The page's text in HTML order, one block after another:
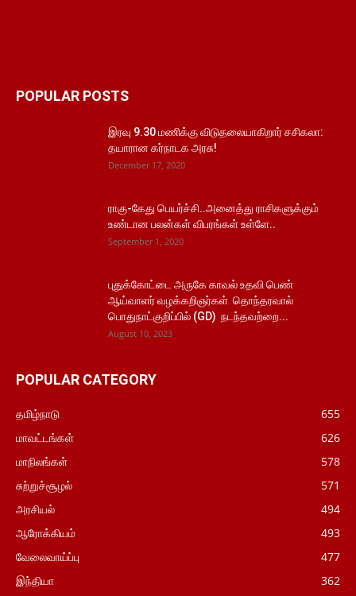
POPULAR POSTS
இரவு 9.30 மணிக்கு விடுதலையாகிறார் சசிகலா:
தயாரான கர்நாடக அரசு!
December 17, 2020
ராகு-கேது பெயர்ச்சி..அனைத்து ராசிகளுக்கும்
உண்டான பலன்கள் விபரங்கள் உள்ளே..
September 1, 2020
புதுக்கோட்டை அருகே காவல் உதவி பெண்
ஆய்வாளர் வழக்கறிஞர்கள் தொந்தரவால்
பொதுநாட்குறிப்பில் (GD) நடந்தவற்றை...
August 10, 2023
POPULAR CATEGORY
தமிழ்நாடு
655
மாவட்டங்கள்
626
மாநிலங்கள்
578
சுற்றுச்சூழல்
571
அரசியல்
494
ஆரோக்கியம்
493
வேலைவாய்ப்பு
477
இந்தியா
362